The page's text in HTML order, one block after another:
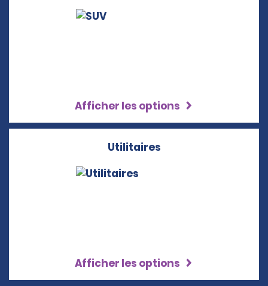
Afficher les options
Utilitaires
Afficher les options